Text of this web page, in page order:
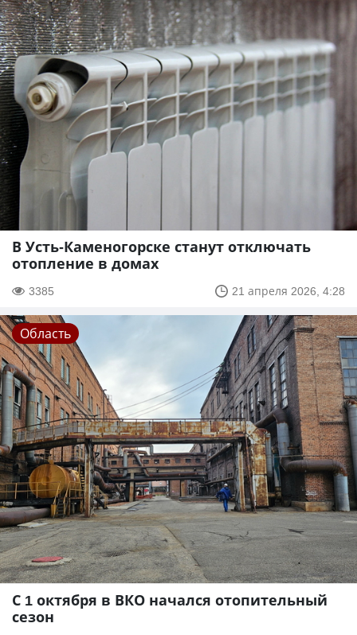
В Усть-Каменогорске станут отключать
отопление в домах
3385 21 апреля 2026, 4:28
Область
С 1 октября в ВКО начался отопительный
сезон